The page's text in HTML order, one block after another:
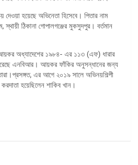
দেওয়া হয়েছে অভিনেতা হিসেবে। পিতার নাম
স্থায়ী ঠিকানা গোপালগঞ্জের মুকসুদপুর। বর্তমান
অধ্যাদেশের ১৯৮৪- এর ১১৩ (এফ) ধারার
এনবিআর। আয়কর ফাঁকির অনুসন্ধানের জন্য
এর আগে ২০১৯ সালে অভিনয়শিল্পী
হয়েছিলেন শাকিব খান।